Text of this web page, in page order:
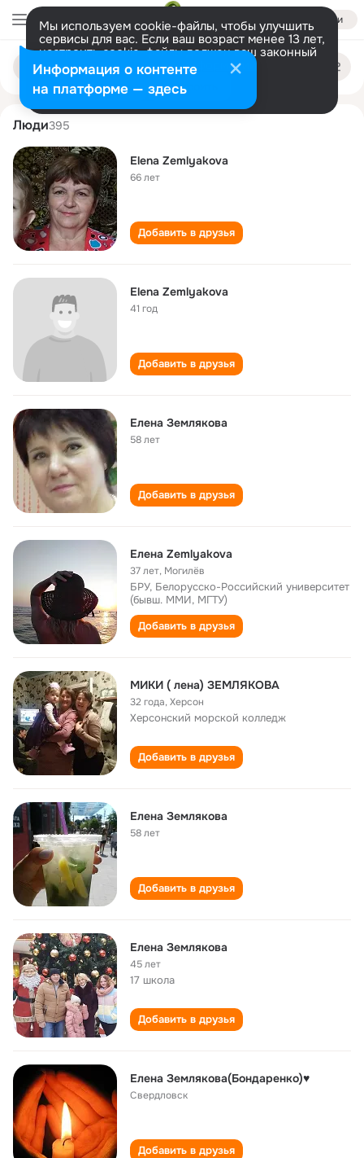
Войти
Мы используем cookie-файлы, чтобы улучшить
сервисы для вас. Если ваш возраст менее 13 лет,
настроить cookie-файлы должен ваш законный
представитель. Больше информации
Разрешить все Настроить
Поиск
людям
elena zemlyakova
Люди395
Elena Zemlyakova
66 лет
Добавить в друзья
Elena Zemlyakova
41 год
Добавить в друзья
Елена Землякова
58 лет
Добавить в друзья
Елена Zemlyakova
37 лет, Могилёв
БРУ, Белорусско-Российский университет
(бывш. ММИ, МГТУ)
Добавить в друзья
МИКИ ( лена) ЗЕМЛЯКОВА
32 года,Херсон
Херсонский морской колледж
Добавить в друзья
Елена Землякова
58 лет
Добавить в друзья
Елена Землякова
45 лет
17 школа
Добавить в друзья
Елена Землякова(Бондаренко)♥
Свердловск
Добавить в друзья
Информация о контенте
на платформе — здесь